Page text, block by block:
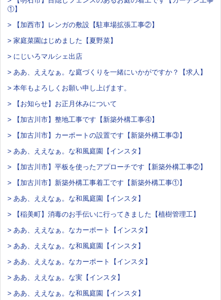
①】
> 【加西市】レンガの敷設【駐車場拡張工事②】
> 家庭菜園はじめました【夏野菜】
> にじいろマルシェ出店
> ああ、ええなぁ。な庭づくりを一緒にいかがですか？【求人】
> 本年もよろしくお願い申し上げます。
> 【お知らせ】お正月休みについて
> 【加古川市】整地工事です【新築外構工事④】
> 【加古川市】カーポートの設置です【新築外構工事③】
> ああ、ええなぁ。な和風庭園【インスタ】
> 【加古川市】平板を使ったアプローチです【新築外構工事②】
> 【加古川市】新築外構工事着工です【新築外構工事①】
> ああ、ええなぁ。な和風庭園【インスタ】
> 【稲美町】消毒のお手伝いに行ってきました【植樹管理工】
> ああ、ええなぁ。なカーポート【インスタ】
> ああ、ええなぁ。な和風庭園【インスタ】
> ああ、ええなぁ。なカーポート【インスタ】
> ああ、ええなぁ。な実【インスタ】
> ああ、ええなぁ。な和風庭園【インスタ】